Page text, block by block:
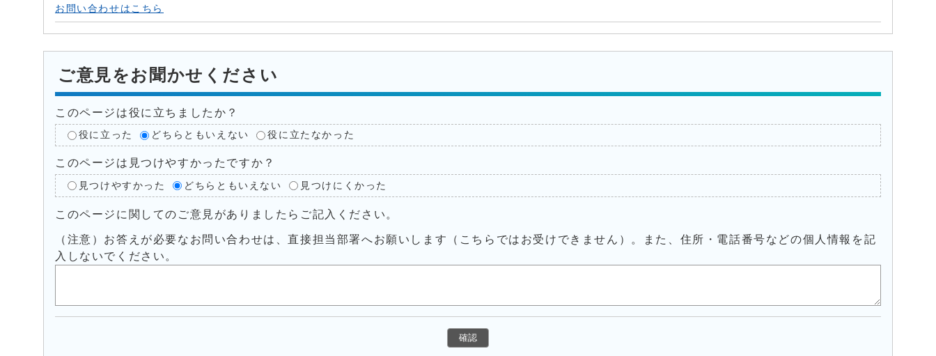
お問い合わせはこちら
ご意見をお聞かせください
このページは役に立ちましたか？
役に立った どちらともいえない 役に立たなかった
このページは見つけやすかったですか？
見つけやすかった どちらともいえない 見つけにくかった
このページに関してのご意見がありましたらご記入ください。
（注意）お答えが必要なお問い合わせは、直接担当部署へお願いします（こちらではお受けできません）。また、住所・電話番号などの個人情報を記
入しないでください。